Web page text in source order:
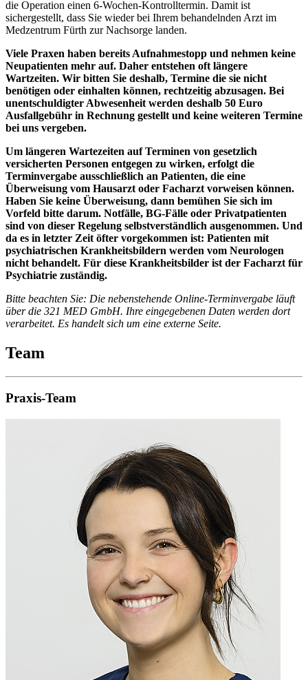
die Operation einen 6-Wochen-Kontrolltermin. Damit ist
sichergestellt, dass Sie wieder bei Ihrem behandelnden Arzt im
Medzentrum Fürth zur Nachsorge landen.
Viele Praxen haben bereits Aufnahmestopp und nehmen keine
Neupatienten mehr auf. Daher entstehen oft längere
Wartzeiten. Wir bitten Sie deshalb, Termine die sie nicht
benötigen oder einhalten können, rechtzeitig abzusagen. Bei
unentschuldigter Abwesenheit werden deshalb 50 Euro
Ausfallgebühr in Rechnung gestellt und keine weiteren Termine
bei uns vergeben.
Um längeren Wartezeiten auf Terminen von gesetzlich
versicherten Personen entgegen zu wirken, erfolgt die
Terminvergabe ausschließlich an Patienten, die eine
Überweisung vom Hausarzt oder Facharzt vorweisen können.
Haben Sie keine Überweisung, dann bemühen Sie sich im
Vorfeld bitte darum. Notfälle, BG-Fälle oder Privatpatienten
sind von dieser Regelung selbstverständlich ausgenommen. Und
da es in letzter Zeit öfter vorgekommen ist: Patienten mit
psychiatrischen Krankheitsbildern werden vom Neurologen
nicht behandelt. Für diese Krankheitsbilder ist der Facharzt für
Psychiatrie zuständig.
Bitte beachten Sie: Die nebenstehende Online-Terminvergabe läuft
über die 321 MED GmbH. Ihre eingegebenen Daten werden dort
verarbeitet. Es handelt sich um eine externe Seite.
Team
Praxis-Team